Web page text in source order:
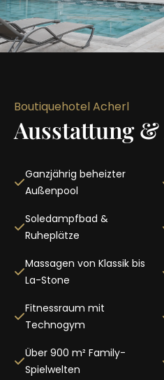
Boutiquehotel Acherl
Ausstattung &
Ganzjährig beheizter
Außenpool
Soledampfbad &
Ruheplätze
Massagen von Klassik bis
La-Stone
Fitnessraum mit
Technogym
Über 900 m² Family-
Spielwelten